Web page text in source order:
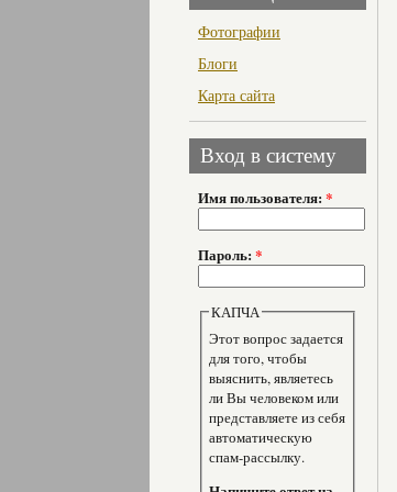
Фотографии
Блоги
Карта сайта
Вход в систему
Имя пользователя: *
Пароль: *
КАПЧА
Этот вопрос задается
для того, чтобы
выяснить, являетесь
ли Вы человеком или
представляете из себя
автоматическую
спам-рассылку.